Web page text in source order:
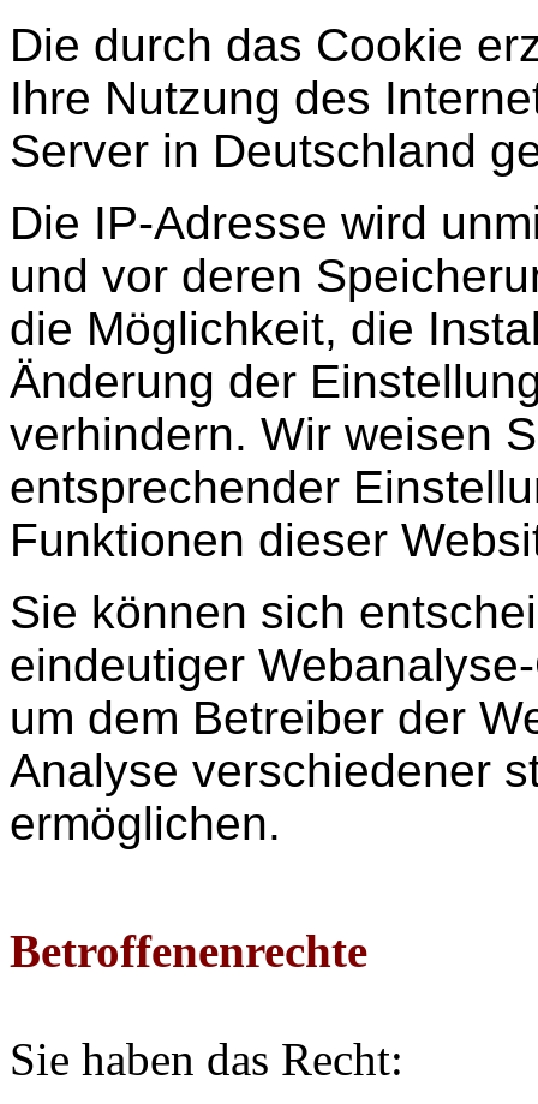
Die durch das Cookie
Ihre Nutzung des
Server in Deutschland
Die IP-Adresse wird
und vor deren
die Möglichkeit, die
Änderung der
verhindern. Wir weisen
entsprechender
Funktionen dieser
Sie können sich
eindeutiger
um dem Betreiber der
Analyse verschiedener
ermöglichen.
Betroffenenrechte
Sie haben das Recht: